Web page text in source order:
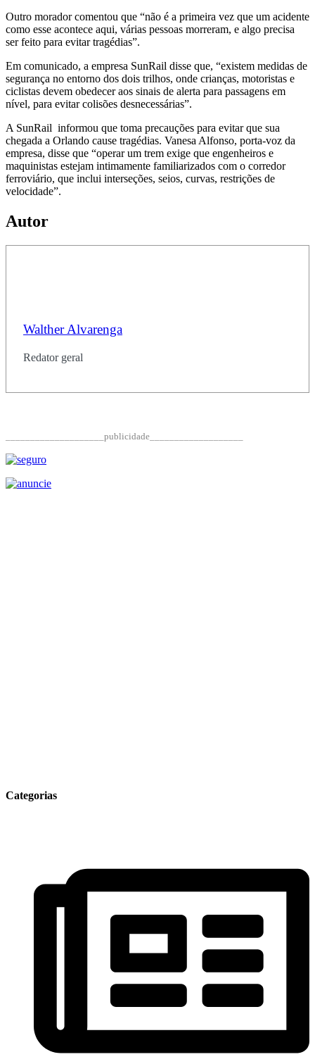
Outro morador comentou que “não é a primeira vez que um acidente
como esse acontece aqui, várias pessoas morreram, e algo precisa
ser feito para evitar tragédias”.
Em comunicado, a empresa SunRail disse que, “existem medidas de
segurança no entorno dos dois trilhos, onde crianças, motoristas e
ciclistas devem obedecer aos sinais de alerta para passagens em
nível, para evitar colisões desnecessárias”.
A SunRail informou que toma precauções para evitar que sua
chegada a Orlando cause tragédias. Vanesa Alfonso, porta-voz da
empresa, disse que “operar um trem exige que engenheiros e
maquinistas estejam intimamente familiarizados com o corredor
ferroviário, que inclui interseções, seios, curvas, restrições de
velocidade”.
Autor
Walther Alvarenga
Redator geral
____________________publicidade___________________
Categorias